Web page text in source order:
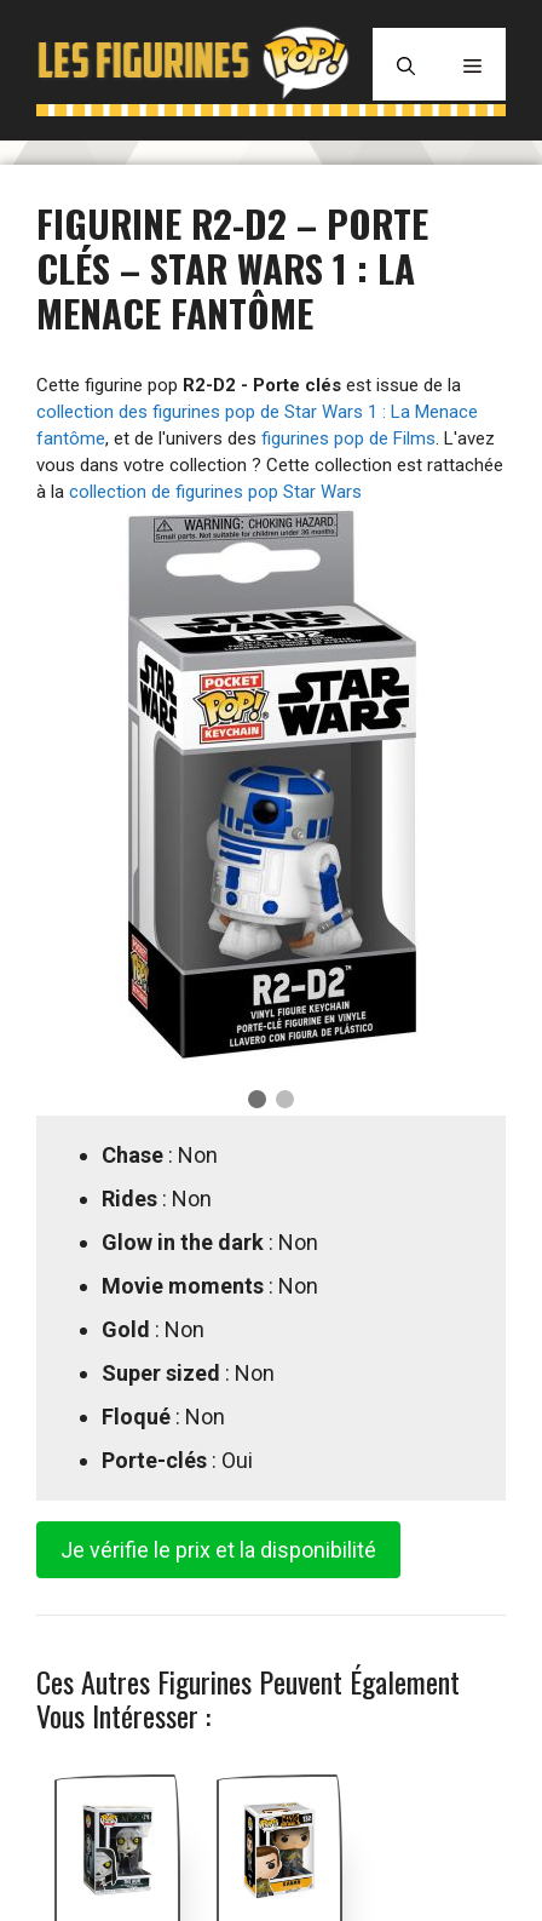
contenu
MENU
FIGURINE R2-D2 – PORTE
CLÉS – STAR WARS 1 : LA
MENACE FANTÔME
Cette figurine pop R2-D2 - Porte clés est issue de la
collection des figurines pop de Star Wars 1 : La Menace
fantôme, et de l'univers des figurines pop de Films. L'avez
vous dans votre collection ? Cette collection est rattachée
à la collection de figurines pop Star Wars
Chase : Non
Rides : Non
Glow in the dark : Non
Movie moments : Non
Gold : Non
Super sized : Non
Floqué : Non
Porte-clés : Oui
Je vérifie le prix et la disponibilité
Ces Autres Figurines Peuvent Également
Vous Intéresser :